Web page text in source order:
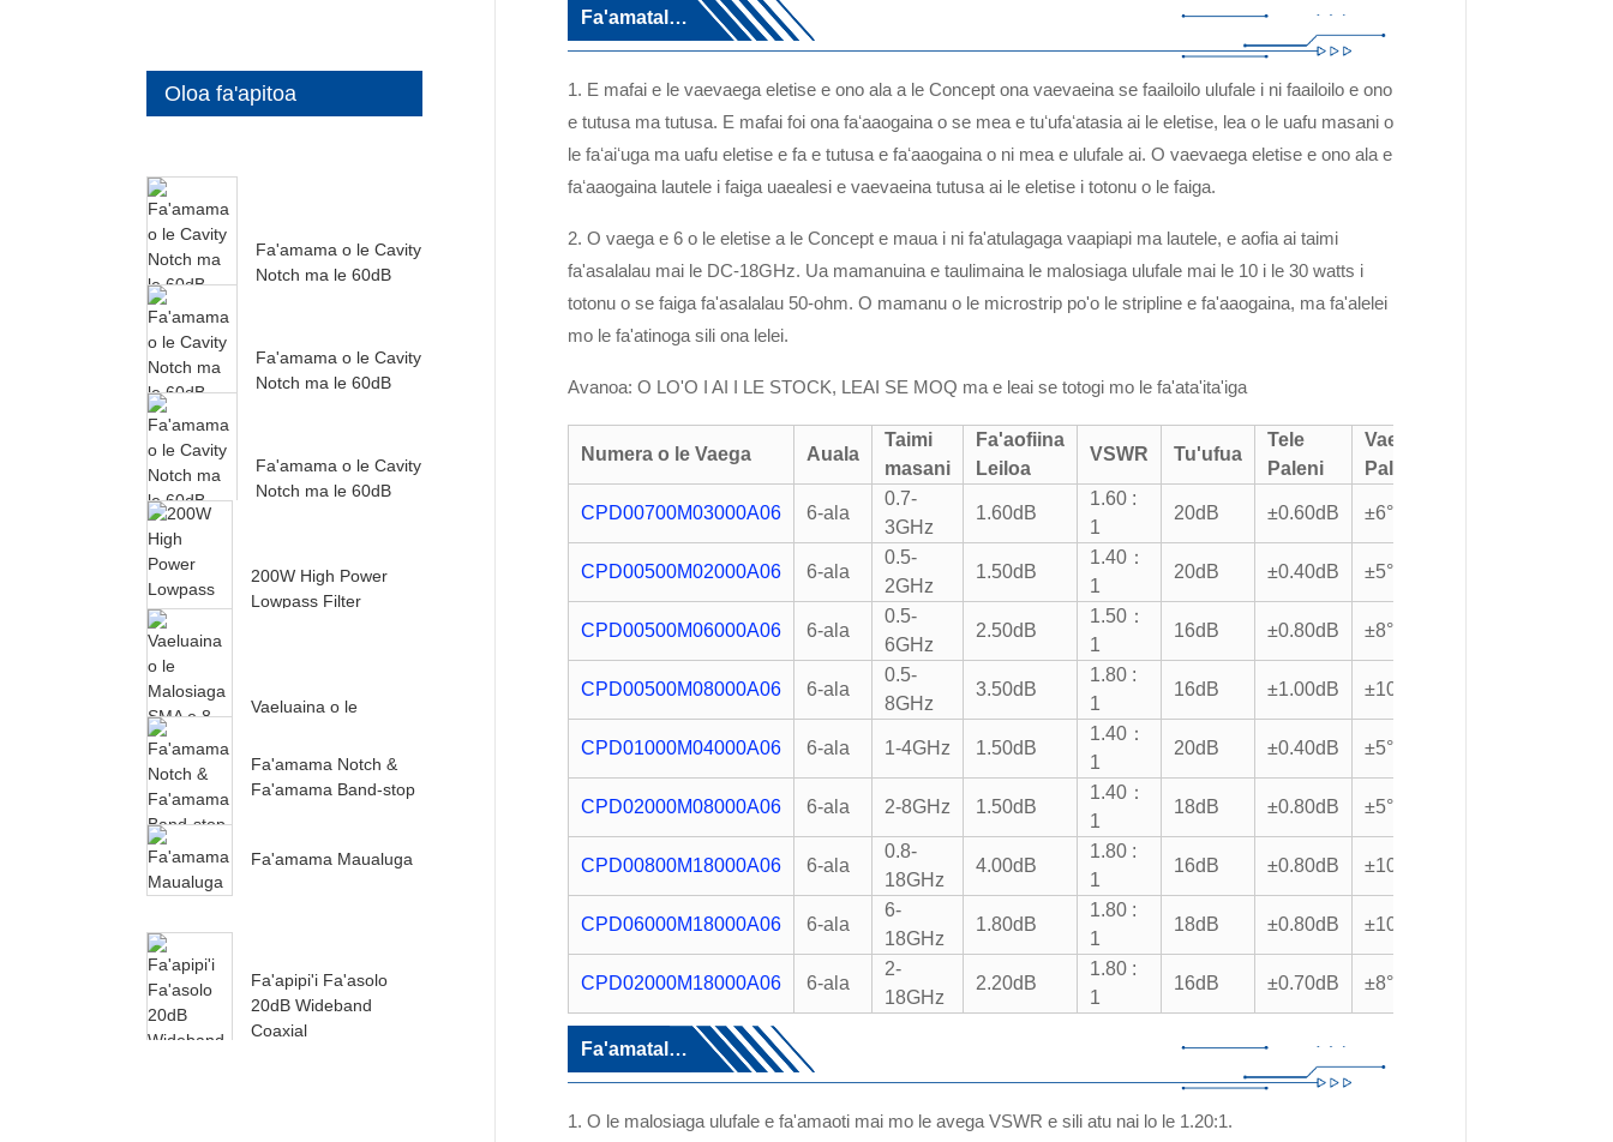
Oloa fa'apitoa
Fa'amama o le Cavity
Notch ma le 60dB
Fa'amama o le Cavity
Notch ma le 60dB
Fa'amama o le Cavity
Notch ma le 60dB
200W High Power
Lowpass Filter
Vaeluaina o le
Auala ma le Vaeluaina
o le Malosiaga RF
Fa'amama Notch &
Fa'amama Band-stop
Fa'amama Maualuga
Fa'apipi'i Fa'asolo
20dB Wideband
Coaxial
Fa'amatalaga
1. E mafai e le vaevaega eletise e ono ala a le Concept ona vaevaeina se faailoilo ulufale i ni faailoilo e ono
e tutusa ma tutusa. E mafai foi ona faʻaaogaina o se mea e tuʻufaʻatasia ai le eletise, lea o le uafu masani o
le faʻaiʻuga ma uafu eletise e fa e tutusa e faʻaaogaina o ni mea e ulufale ai. O vaevaega eletise e ono ala e
faʻaaogaina lautele i faiga uaealesi e vaevaeina tutusa ai le eletise i totonu o le faiga.
2. O vaega e 6 o le eletise a le Concept e maua i ni fa'atulagaga vaapiapi ma lautele, e aofia ai taimi
fa'asalalau mai le DC-18GHz. Ua mamanuina e taulimaina le malosiaga ulufale mai le 10 i le 30 watts i
totonu o se faiga fa'asalalau 50-ohm. O mamanu o le microstrip po'o le stripline e fa'aaogaina, ma fa'alelei
mo le fa'atinoga sili ona lelei.
Avanoa: O LO'O I AI I LE STOCK, LEAI SE MOQ ma e leai se totogi mo le fa'ata'ita'iga
Numera o le Vaega Auala
Taimi
masani
Fa'aofiina
Leiloa
VSWR Tu'ufua
Tele
Paleni
Vaega
Paleni
CPD00700M03000A06 6-ala
0.7-
3GHz
1.60dB
1.60 :
1
20dB ±0.60dB ±6°
CPD00500M02000A06 6-ala
0.5-
2GHz
1.50dB
1.40：
1
20dB ±0.40dB ±5°
CPD00500M06000A06 6-ala
0.5-
6GHz
2.50dB
1.50：
1
16dB ±0.80dB ±8°
CPD00500M08000A06 6-ala
0.5-
8GHz
3.50dB
1.80 :
1
16dB ±1.00dB ±10°
CPD01000M04000A06 6-ala 1-4GHz 1.50dB
1.40：
1
20dB ±0.40dB ±5°
CPD02000M08000A06 6-ala 2-8GHz 1.50dB
1.40：
1
18dB ±0.80dB ±5°
CPD00800M18000A06 6-ala
0.8-
18GHz
4.00dB
1.80 :
1
16dB ±0.80dB ±10°
CPD06000M18000A06 6-ala
6-
18GHz
1.80dB
1.80 :
1
18dB ±0.80dB ±10°
CPD02000M18000A06 6-ala
2-
18GHz
2.20dB
1.80 :
1
16dB ±0.70dB ±8°
Fa'amatalaga
1. O le malosiaga ulufale e fa'amaoti mai mo le avega VSWR e sili atu nai lo le 1.20:1.